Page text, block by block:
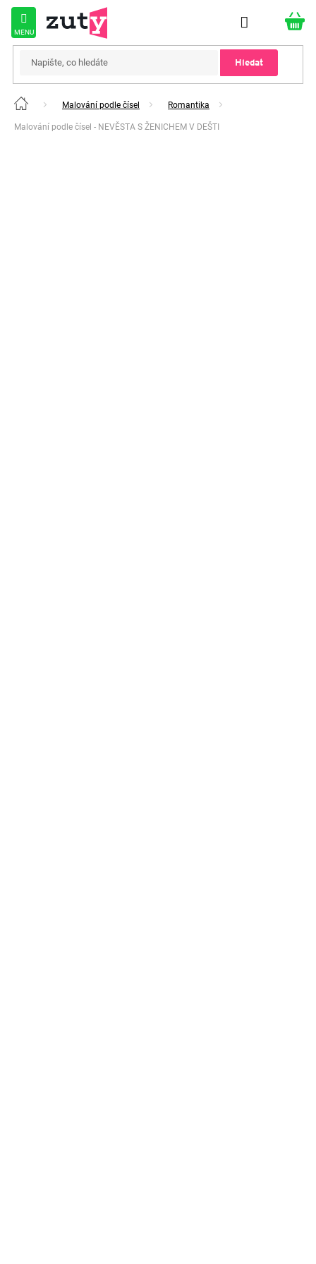
Přejít
obsah
Hledat
Domů Malování podle čísel Romantika
Malování podle čísel - NEVĚSTA S ŽENICHEM V DEŠTI